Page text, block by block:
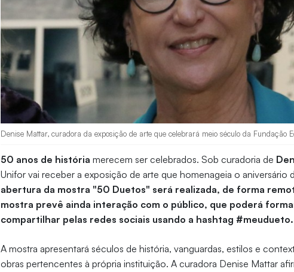
Denise Mattar, curadora da exposição de arte que celebrará meio século da Fundação
50 anos de história merecem ser celebrados. Sob curadoria de
Unifor vai receber a exposição de arte que homenageia o aniversário
abertura da mostra "50 Duetos" será realizada, de forma
mostra prevê ainda interação com o público, que poderá
compartilhar pelas redes sociais usando a hashtag #meudueto.
A mostra apresentará séculos de história, vanguardas, estilos e
obras pertencentes à própria instituição. A curadora Denise Mattar